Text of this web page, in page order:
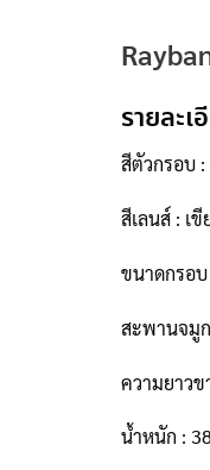
รายละเ
สีตัวกรอบ :
สีเลนส์ : เขี
ขนาดกรอ
สะพานจมู
ความยาว
น้ำหนัก :